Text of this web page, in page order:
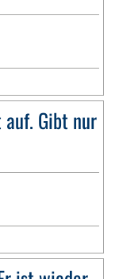
Gibt nur